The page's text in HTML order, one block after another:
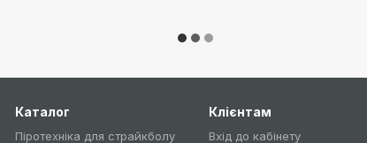
Каталог
Піротехніка для страйкболу
Клієнтам
Вхід до кабінету